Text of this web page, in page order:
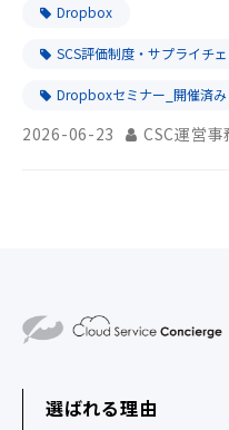
Dropbox
SCS評価制度・サプライチ
Dropboxセミナー_開催済み
2026-06-23 CSC運営事
選ばれる理由